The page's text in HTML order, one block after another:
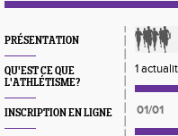
PRÉSENTATION
QU'EST CE QUE
L'ATHLÉTISME?
INSCRIPTION EN LIGNE
1
01/01